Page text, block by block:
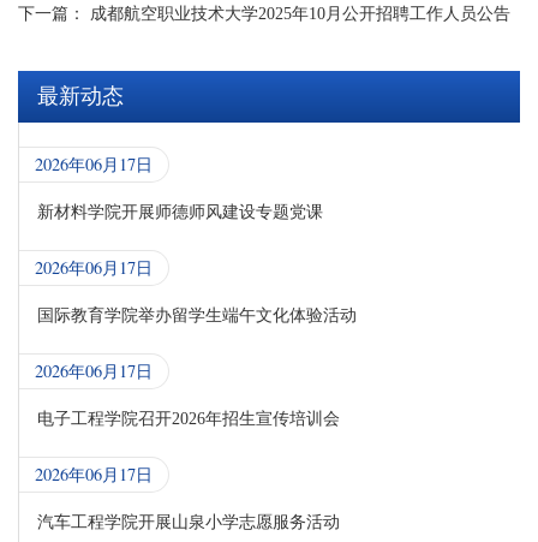
下一篇： 成都航空职业技术大学2025年10月公开招聘工作人员公告
最新动态
2026年06月17日
新材料学院开展师德师风建设专题党课
2026年06月17日
国际教育学院举办留学生端午文化体验活动
2026年06月17日
电子工程学院召开2026年招生宣传培训会
2026年06月17日
汽车工程学院开展山泉小学志愿服务活动